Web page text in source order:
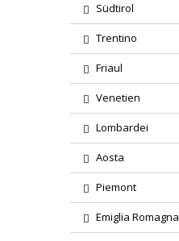
Südtirol
Trentino
Friaul
Venetien
Lombardei
Aosta
Piemont
Emiglia Romagna